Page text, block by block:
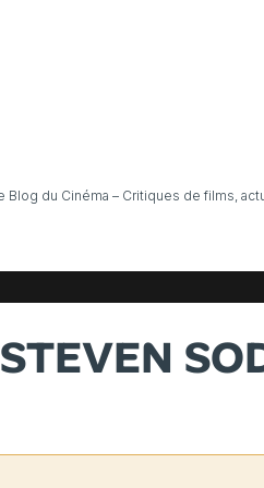
Blog du Cinéma – Critiques de films,
STEVEN